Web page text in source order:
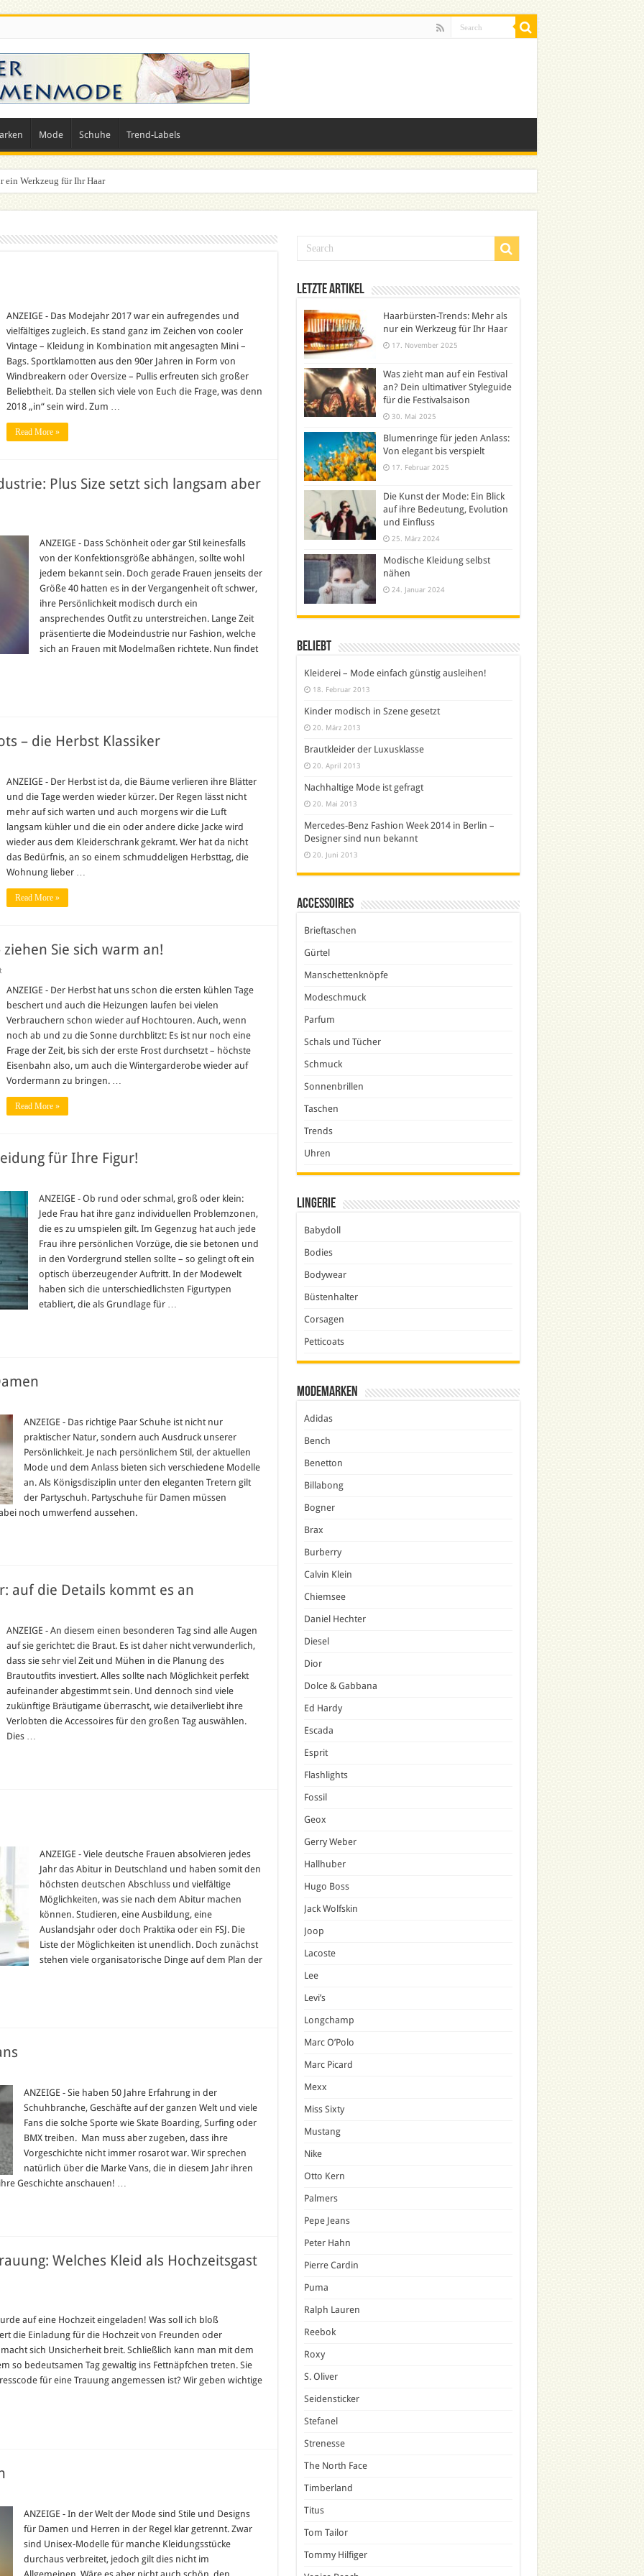
Mode Schuhe Trend-Labels
ein Werkzeug für Ihr Haar
Modetrends
ANZEIGE - Das Modejahr 2017 war ein aufregendes und
vielfältiges zugleich. Es stand ganz im Zeichen von cooler
Vintage – Kleidung in Kombination mit angesagten Mini –
Bags. Sportklamotten aus den 90er Jahren in Form von
Windbreakern oder Oversize – Pullis erfreuten sich großer
Beliebtheit. Da stellen sich viele von Euch die Frage, was denn
2018 „in“ sein wird. Zum …
Read More »
Plus Size setzt sich langsam aber
ANZEIGE - Dass Schönheit oder gar Stil keinesfalls
von der Konfektionsgröße abhängen, sollte wohl
jedem bekannt sein. Doch gerade Frauen jenseits der
Größe 40 hatten es in der Vergangenheit oft schwer,
ihre Persönlichkeit modisch durch ein
ansprechendes Outfit zu unterstreichen. Lange Zeit
präsentierte die Modeindustrie nur Fashion, welche
sich an Frauen mit Modelmaßen richtete. Nun findet
– die Herbst Klassiker
ANZEIGE - Der Herbst ist da, die Bäume verlieren ihre Blätter
und die Tage werden wieder kürzer. Der Regen lässt nicht
mehr auf sich warten und auch morgens wir die Luft
langsam kühler und die ein oder andere dicke Jacke wird
wieder aus dem Kleiderschrank gekramt. Wer hat da nicht
das Bedürfnis, an so einem schmuddeligen Herbsttag, die
Wohnung lieber …
Read More »
Sie sich warm an!
für
durch
Herbst
ziehen
Sie
sich
warm
an!
ANZEIGE - Der Herbst hat uns schon die ersten kühlen Tage
beschert und auch die Heizungen laufen bei vielen
Verbrauchern schon wieder auf Hochtouren. Auch, wenn
noch ab und zu die Sonne durchblitzt: Es ist nur noch eine
Frage der Zeit, bis sich der erste Frost durchsetzt – höchste
Eisenbahn also, um auch die Wintergarderobe wieder auf
Vordermann zu bringen. …
Read More »
für Ihre Figur!
ANZEIGE - Ob rund oder schmal, groß oder klein:
Jede Frau hat ihre ganz individuellen Problemzonen,
die es zu umspielen gilt. Im Gegenzug hat auch jede
Frau ihre persönlichen Vorzüge, die sie betonen und
in den Vordergrund stellen sollte – so gelingt oft ein
optisch überzeugender Auftritt. In der Modewelt
haben sich die unterschiedlichsten Figurtypen
etabliert, die als Grundlage für …
ANZEIGE - Das richtige Paar Schuhe ist nicht nur
praktischer Natur, sondern auch Ausdruck unserer
Persönlichkeit. Je nach persönlichem Stil, der aktuellen
Mode und dem Anlass bieten sich verschiedene Modelle
an. Als Königsdisziplin unter den eleganten Tretern gilt
der Partyschuh. Partyschuhe für Damen müssen
noch umwerfend aussehen.
auf die Details kommt es an
ANZEIGE - An diesem einen besonderen Tag sind alle Augen
auf sie gerichtet: die Braut. Es ist daher nicht verwunderlich,
dass sie sehr viel Zeit und Mühen in die Planung des
Brautoutfits investiert. Alles sollte nach Möglichkeit perfekt
aufeinander abgestimmt sein. Und dennoch sind viele
zukünftige Bräutigame überrascht, wie detailverliebt ihre
Verlobten die Accessoires für den großen Tag auswählen.
Dies …
ANZEIGE - Viele deutsche Frauen absolvieren jedes
Jahr das Abitur in Deutschland und haben somit den
höchsten deutschen Abschluss und vielfältige
Möglichkeiten, was sie nach dem Abitur machen
können. Studieren, eine Ausbildung, eine
Auslandsjahr oder doch Praktika oder ein FSJ. Die
Liste der Möglichkeiten ist unendlich. Doch zunächst
stehen viele organisatorische Dinge auf dem Plan der
ANZEIGE - Sie haben 50 Jahre Erfahrung in der
Schuhbranche, Geschäfte auf der ganzen Welt und viele
Fans die solche Sporte wie Skate Boarding, Surfing oder
BMX treiben. Man muss aber zugeben, dass ihre
Vorgeschichte nicht immer rosarot war. Wir sprechen
natürlich über die Marke Vans, die in diesem Jahr ihren
Geschichte anschauen! …
Welches Kleid als Hochzeitsgast
auf eine Hochzeit eingeladen! Was soll ich bloß
die Einladung für die Hochzeit von Freunden oder
sich Unsicherheit breit. Schließlich kann man mit dem
so bedeutsamen Tag gewaltig ins Fettnäpfchen treten. Sie
für eine Trauung angemessen ist? Wir geben wichtige
ANZEIGE - In der Welt der Mode sind Stile und Designs
für Damen und Herren in der Regel klar getrennt. Zwar
sind Unisex-Modelle für manche Kleidungsstücke
durchaus verbreitet, jedoch gilt dies nicht im
Letzte Artikel
Haarbürsten-Trends: Mehr als
nur ein Werkzeug für Ihr Haar
17. November 2025
Was zieht man auf ein Festival
an? Dein ultimativer Styleguide
für die Festivalsaison
30. Mai 2025
Blumenringe für jeden Anlass:
Von elegant bis verspielt
17. Februar 2025
Die Kunst der Mode: Ein Blick
auf ihre Bedeutung, Evolution
und Einfluss
25. März 2024
Modische Kleidung selbst
nähen
24. Januar 2024
Beliebt
Kleiderei – Mode einfach günstig ausleihen!
18. Februar 2013
Kinder modisch in Szene gesetzt
20. März 2013
Brautkleider der Luxusklasse
20. April 2013
Nachhaltige Mode ist gefragt
20. Mai 2013
Mercedes-Benz Fashion Week 2014 in Berlin –
Designer sind nun bekannt
20. Juni 2013
Accessoires
Brieftaschen
Gürtel
Manschettenknöpfe
Modeschmuck
Parfum
Schals und Tücher
Schmuck
Sonnenbrillen
Taschen
Trends
Uhren
Lingerie
Babydoll
Bodies
Bodywear
Büstenhalter
Corsagen
Petticoats
Modemarken
Adidas
Bench
Benetton
Billabong
Bogner
Brax
Burberry
Calvin Klein
Chiemsee
Daniel Hechter
Diesel
Dior
Dolce & Gabbana
Ed Hardy
Escada
Esprit
Flashlights
Fossil
Geox
Gerry Weber
Hallhuber
Hugo Boss
Jack Wolfskin
Joop
Lacoste
Lee
Levi’s
Longchamp
Marc O’Polo
Marc Picard
Mexx
Miss Sixty
Mustang
Nike
Otto Kern
Palmers
Pepe Jeans
Peter Hahn
Pierre Cardin
Puma
Ralph Lauren
Reebok
Roxy
S. Oliver
Seidensticker
Stefanel
Strenesse
The North Face
Timberland
Titus
Tom Tailor
Tommy Hilfiger